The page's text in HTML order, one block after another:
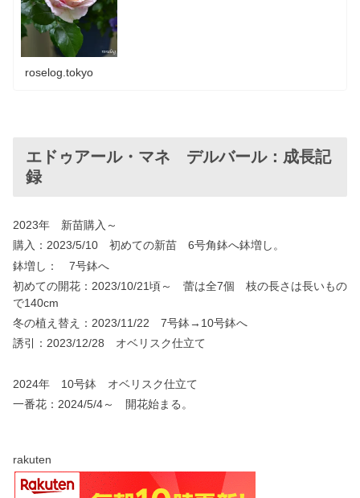
roselog.tokyo
エドゥアール・マネ デルバール：成長記
録
2023年 新苗購入～
購入：2023/5/10 初めての新苗 6号角鉢へ鉢増し。
鉢増し： 7号鉢へ
初めての開花：2023/10/21頃～ 蕾は全7個 枝の長さは長いもの
で140cm
冬の植え替え：2023/11/22 7号鉢→10号鉢へ
誘引：2023/12/28 オベリスク仕立て
2024年 10号鉢 オベリスク仕立て
一番花：2024/5/4～ 開花始まる。
rakuten